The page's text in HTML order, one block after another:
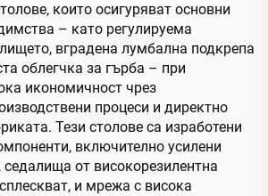
които осигуряват основни
– като регулируема
вградена лумбална подкрепа
облегчка за гърба – при
икономичност чрез
процеси и директно
Тези столове са изработени
включително усилени
седалища от високорезилентна
и мрежа с висока